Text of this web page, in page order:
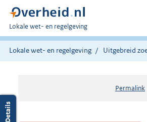
U
bent
hier:
Lokale wet- en regelgeving
Lokale wet- en regelgeving Uitgebreid
Permalink